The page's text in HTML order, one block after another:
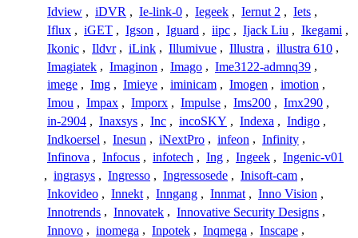
Idview , iDVR , Ie-link-0 , Iegeek , Iernut 2 , Iets ,
Iflux , iGET , Igson , Iguard , iipc , Ijack Liu , Ikegami ,
Ikonic , Ildvr , iLink , Illumivue , Illustra , illustra 610 ,
Imagiatek , Imaginon , Imago , Ime3122-admnq39 ,
imege , Img , Imieye , iminicam , Imogen , imotion ,
Imou , Impax , Imporx , Impulse , Ims200 , Imx290 ,
in-2904 , Inaxsys , Inc , incoSKY , Indexa , Indigo ,
Indkoersel , Inesun , iNextPro , infeon , Infinity ,
Infinova , Infocus , infotech , Ing , Ingeek , Ingenic-v01
, ingrasys , Ingresso , Ingressosede , Inisoft-cam ,
Inkovideo , Innekt , Inngang , Innmat , Inno Vision ,
Innotrends , Innovatek , Innovative Security Designs ,
Innovo , inomega , Inpotek , Inqmega , Inscape ,